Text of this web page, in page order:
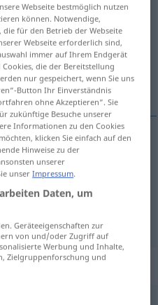
anklicken/antippen)
„Kamelle“
"oll"
Webseite bestmöglich nutzen
können. Notwendige,
für den Betrieb der Webseite
Webseite erforderlich sind,
immer auf Ihrem Endgerät
die der Bereitstellung
nur gespeichert, wenn Sie uns
Button Ihr Einverständnis
ohne Akzeptieren“. Sie
zukünftige Besuche unserer
Informationen zu den Cookies
klicken Sie einfach auf den
Hinweise zu der
unserer
unserImpressum.
Daten, um
Geräteeigenschaften zur
von und/oder Zugriff auf
Werbung und Inhalte,
Zielgruppenforschung und